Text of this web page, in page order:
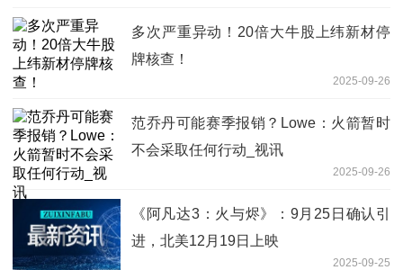
多次严重异动！20倍大牛股上纬新材停
牌核查！
2025-09-26
范乔丹可能赛季报销？Lowe：火箭暂时
不会采取任何行动_视讯
2025-09-26
《阿凡达3：火与烬》：9月25日确认引
进，北美12月19日上映
2025-09-25